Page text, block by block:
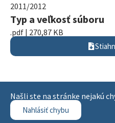
2011/2012
Typ a veľkosť súboru
.pdf | 270,87 KB
Našli ste na stránke nejakú
Nahlásiť chybu